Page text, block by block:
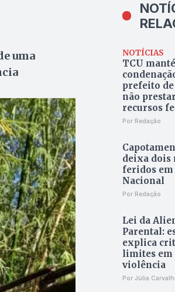
uma
NOTÍCIAS
TCU
prefeito
não
recursos
Por Redação
deixa dois
feridos em
Nacional
Por Redação
Lei da
Parental:
explica
limites em
violência
Por Júlia